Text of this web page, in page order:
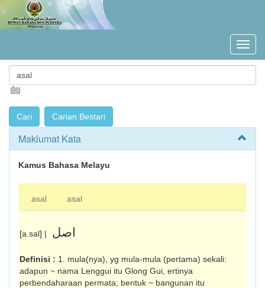
Maklumat Kata
Kamus Bahasa Melayu
asal asal
[a.sal] | اصل
Definisi : 1. mula(nya), yg mula-mula (pertama) sekali:
adapun ~ nama Lenggui itu Glong Gui, ertinya
perbendaharaan permata; bentuk ~ bangunan itu